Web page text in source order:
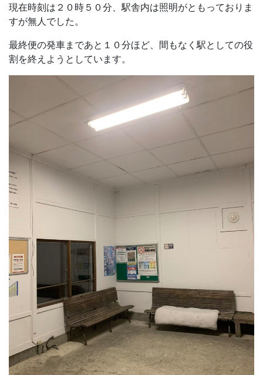
現在時刻は２０時５０分、駅舎内は照明がともっておりま
すが無人でした。
最終便の発車まであと１０分ほど、間もなく駅としての役
割を終えようとしています。